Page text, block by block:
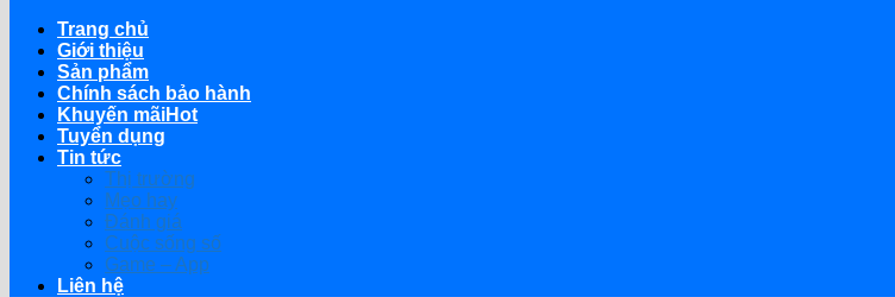
Trang chủ
Giới thiệu
Sản phẩm
Chính sách bảo hành
Khuyến mãi
Tuyển dụng
Tin tức
Thị trường
Mẹo hay
Đánh giá
Cuộc sống số
Game – App
Liên hệ